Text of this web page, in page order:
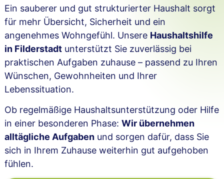
Ein sauberer und gut strukturierter Haushalt sorgt
für mehr Übersicht, Sicherheit und ein
angenehmes Wohngefühl. Unsere Haushaltshilfe
in Filderstadtunterstützt Sie zuverlässig bei
praktischen Aufgaben zuhause – passend zu Ihren
Wünschen, Gewohnheiten und Ihrer
Lebenssituation.
Ob regelmäßige Haushaltsunterstützung oder Hilfe
in einer besonderen Phase: Wir übernehmen
alltägliche Aufgabenund sorgen dafür, dass Sie
sich in Ihrem Zuhause weiterhin gut aufgehoben
fühlen.